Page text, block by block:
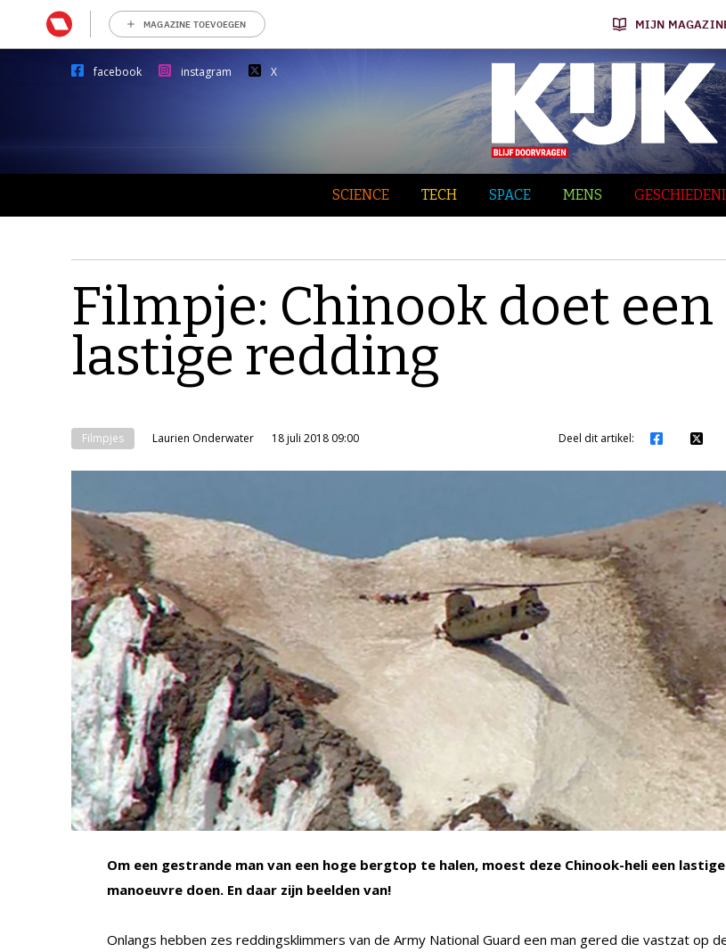
MAGAZINE TOEVOEGEN MIJN
facebook instagram X
SCIENCE TECH SPACE MENS
Filmpje: Chinook doet een
lastige redding
Filmpjes Laurien Onderwater 18 juli 2018 09:00 Deel dit artikel:
Om een gestrande man van een hoge bergtop te halen, moest deze Chinook-heli een lastige
manoeuvre doen. En daar zijn beelden van!
Onlangs hebben zes reddingsklimmers van de Army National Guard een man gered die vastzat op